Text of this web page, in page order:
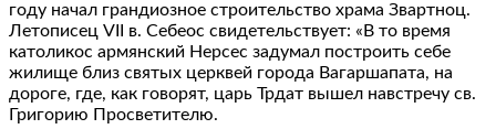
году начал грандиозное строительство храма Звартноц.
Летописец VII в. Себеос свидетельствует: «В то время
католикос армянский Нерсес задумал построить себе
жилище близ святых церквей города Вагаршапата, на
дороге, где, как говорят, царь Трдат вышел навстречу св.
Григорию Просветителю.